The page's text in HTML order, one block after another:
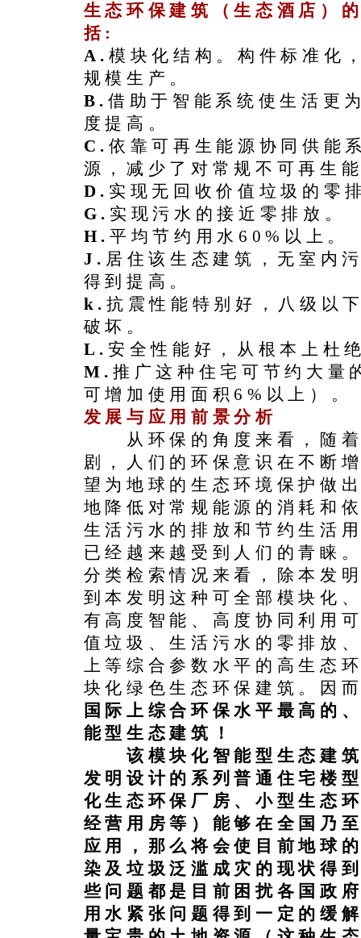
生态环保建筑（生态酒店）
括:
A. 模块化结构。构件标准化
规模生产。
B. 借助于智能系统使生活更
度提高。
C. 依靠可再生能源协同供能
源，减少了对常规不可再生
D. 实现无回收价值垃圾的零
G. 实现污水的接近零排放。
H. 平均节约用水60%以上。
J. 居住该生态建筑，无室内
得到提高。
k. 抗震性能特别好，八级以
破坏。
L. 安全性能好，从根本上杜
M. 推广这种住宅可节约大量
可增加使用面积6%以上）。
发展与应用前景分析
从环保的角度来看，随着
剧，人们的环保意识在不断
望为地球的生态环境保护做
地降低对常规能源的消耗和
生活污水的排放和节约生活
已经越来越受到人们的青睐
分类检索情况来看，除本发
到本发明这种可全部模块化
有高度智能、高度协同利用
值垃圾、生活污水的零排放
上等综合参数水平的高生态
块化绿色生态环保建筑。因
国际上综合环保水平最高的
能型生态建筑！
该模块化智能型生态建筑
发明设计的系列普通住宅楼
化生态环保厂房、小型生态
经营用房等）能够在全国乃
应用，那么将会使目前地球
染及垃圾泛滥成灾的现状得
些问题都是目前困扰各国政
用水紧张问题得到一定的缓